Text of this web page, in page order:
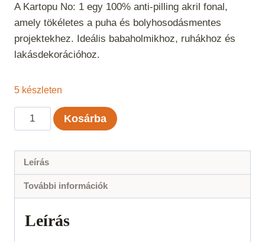
A Kartopu No: 1 egy 100% anti-pilling akril fonal,
amely tökéletes a puha és bolyhosodásmentes
projektekhez. Ideális babaholmikhoz, ruhákhoz és
lakásdekorációhoz.
5 készleten
Kartopu
No:
Azúrkék
Kosárba
Leírás
További információk
Leírás